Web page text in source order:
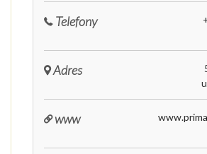
Telefony
Adres
www